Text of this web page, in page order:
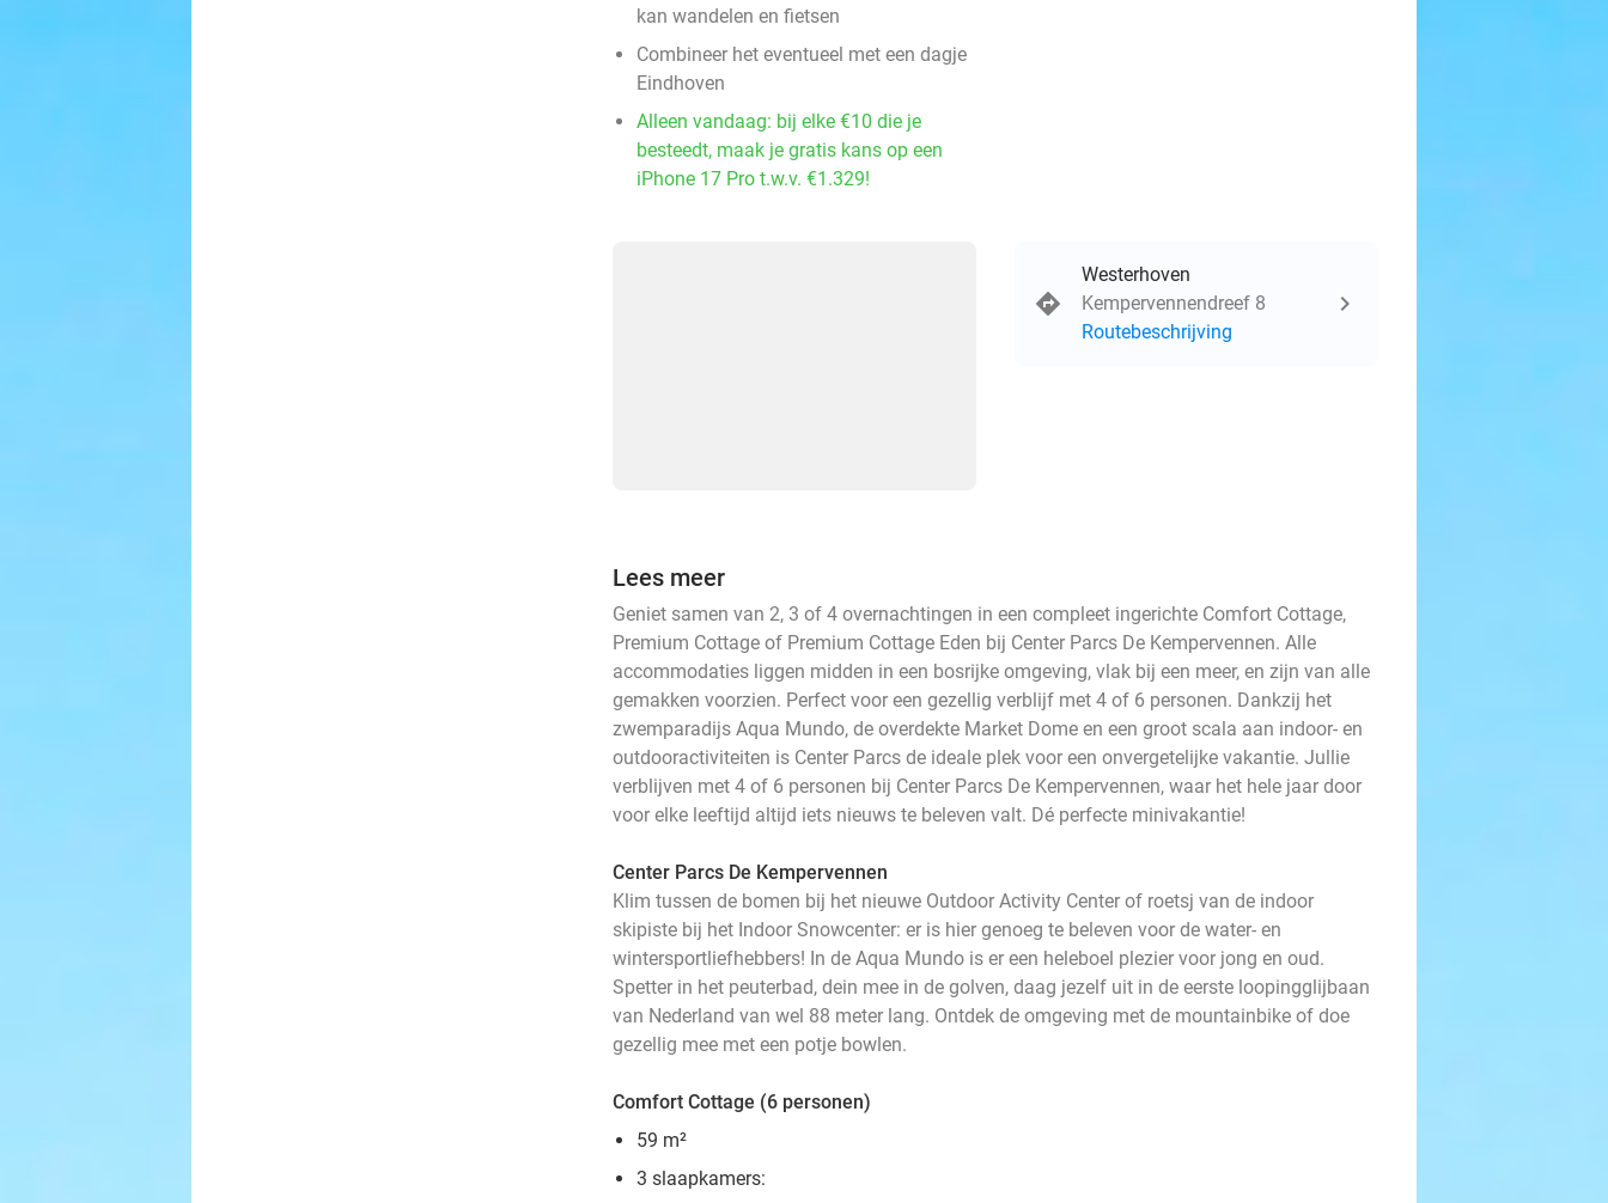
kan wandelen en fietsen
Combineer het eventueel met een dagje
Eindhoven
Alleen vandaag: bij elke €10 die je
besteedt, maak je gratis kans op een
iPhone 17 Pro t.w.v. €1.329!
Westerhoven
Kempervennendreef 8
Routebeschrijving
Lees meer
Geniet samen van 2, 3 of 4 overnachtingen in een compleet ingerichte Comfort Cottage,
Premium Cottage of Premium Cottage Eden bij Center Parcs De Kempervennen. Alle
accommodaties liggen midden in een bosrijke omgeving, vlak bij een meer, en zijn van alle
gemakken voorzien. Perfect voor een gezellig verblijf met 4 of 6 personen. Dankzij het
zwemparadijs Aqua Mundo, de overdekte Market Dome en een groot scala aan indoor- en
outdooractiviteiten is Center Parcs de ideale plek voor een onvergetelijke vakantie. Jullie
verblijven met 4 of 6 personen bij Center Parcs De Kempervennen, waar het hele jaar door
voor elke leeftijd altijd iets nieuws te beleven valt. Dé perfecte minivakantie!
Center Parcs De Kempervennen
Klim tussen de bomen bij het nieuwe Outdoor Activity Center of roetsj van de indoor
skipiste bij het Indoor Snowcenter: er is hier genoeg te beleven voor de water- en
wintersportliefhebbers! In de Aqua Mundo is er een heleboel plezier voor jong en oud.
Spetter in het peuterbad, dein mee in de golven, daag jezelf uit in de eerste loopingglijbaan
van Nederland van wel 88 meter lang. Ontdek de omgeving met de mountainbike of doe
gezellig mee met een potje bowlen.
Comfort Cottage (6 personen)
59 m²
3 slaapkamers: